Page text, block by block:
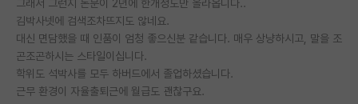
그래서 그런지 논문이 2년에 한개정도만 올라옵니다..
김박사넷에 검색조차뜨지도 않네요.
대신 면담했을 때 인품이 엄청 좋으신분 같습니다. 매우 상냥하시고, 말을 조
곤조곤하시는 스타일이십니다.
학위도 석박사를 모두 하버드에서 졸업하셨습니다.
근무 환경이 자율출퇴근에 월급도 괜찮구요.